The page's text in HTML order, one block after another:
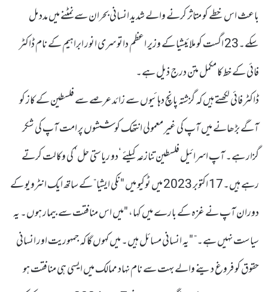
باعث اس خطے کو متاثر کرنے والے شدید انسانی بحران سے نمٹنے میں مدد مل
سکے۔23 اگست کو ملائیشیا کے وزیر اعظم داتو سری انور ابراہیم کے نام ڈاکٹر
فائی کے خط کا مکمل متن درج ذیل ہے۔
ڈاکٹر فائی لکھتے ہیں کہ گزشتہ پانچ دہائیوں سے زائدعرصے سے فلسطین کے کاز کو
آگے بڑھانے میں آپ کی غیر معمولی انتھک کوششوں پر امت آپ کی شکر
گزار ہے۔ آپ اسرائیل فلسطین تنازعہ کیلئے ‘دو ریاستی حل’ کی وکالت کرتے
رہے ہیں۔17 اکتوبر 2023 میں ٹوکیو میں "نکی ایشیا” کے ساتھ ایک انٹرویو کے
دوران آپ نے غزہ کے بارے میں کہا، "میں اس منافقت سے بیمار ہوں۔ یہ
سیاست نہیں ہے۔” "یہ انسانی مسائل ہیں۔ میں کہوں گا کہ جمہوریت اور انسانی
حقوق کو فروغ دینے والے بہت سے نام نہاد ممالک میں ایسی ہی منافقت ہو